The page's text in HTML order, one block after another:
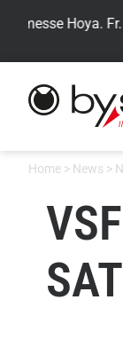
Hoya. Fr.
Home > News >